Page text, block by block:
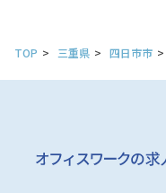
TOP 三重県 四日市市